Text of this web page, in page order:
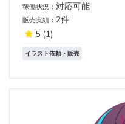
稼働状況： 対応可能
販売実績： 2件
5 (1)
イラスト依頼・販売